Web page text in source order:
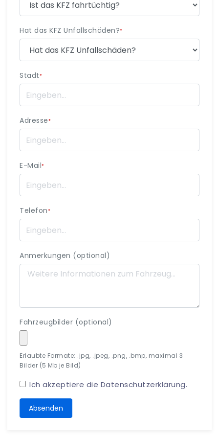
Hat das KFZ Unfallschäden?*
Stadt*
Adresse*
E-Mail*
Telefon*
Anmerkungen (optional)
Fahrzeugbilder (optional)
Erlaubte Formate: .jpg, .jpeg, .png, .bmp, maximal 3
Bilder (5 Mb je Bild)
Ich akzeptiere die Datenschutzerklärung.
Absenden